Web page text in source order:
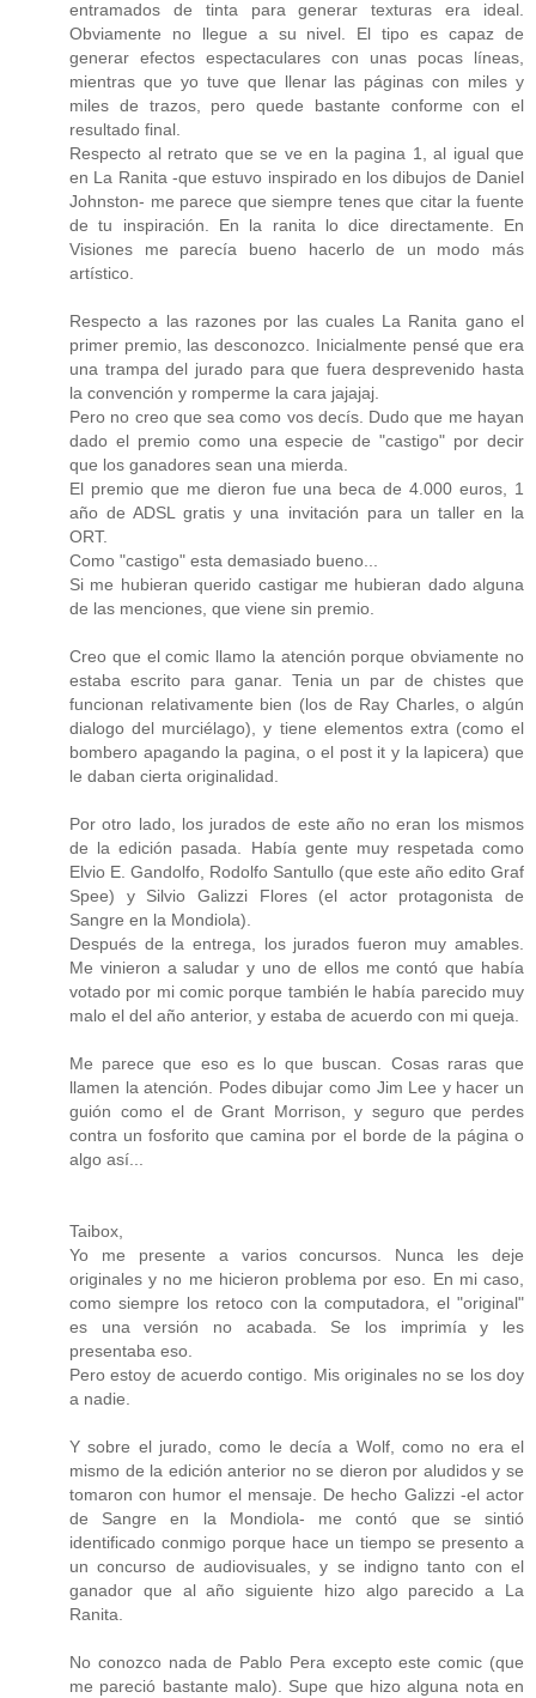
entramados de tinta para generar texturas era ideal.
Obviamente no llegue a su nivel. El tipo es capaz de
generar efectos espectaculares con unas pocas líneas,
mientras que yo tuve que llenar las páginas con miles y
miles de trazos, pero quede bastante conforme con el
resultado final.
Respecto al retrato que se ve en la pagina 1, al igual que
en La Ranita -que estuvo inspirado en los dibujos de Daniel
Johnston- me parece que siempre tenes que citar la fuente
de tu inspiración. En la ranita lo dice directamente. En
Visiones me parecía bueno hacerlo de un modo más
artístico.
Respecto a las razones por las cuales La Ranita gano el
primer premio, las desconozco. Inicialmente pensé que era
una trampa del jurado para que fuera desprevenido hasta
la convención y romperme la cara jajajaj.
Pero no creo que sea como vos decís. Dudo que me hayan
dado el premio como una especie de "castigo" por decir
que los ganadores sean una mierda.
El premio que me dieron fue una beca de 4.000 euros, 1
año de ADSL gratis y una invitación para un taller en la
ORT.
Como "castigo" esta demasiado bueno...
Si me hubieran querido castigar me hubieran dado alguna
de las menciones, que viene sin premio.
Creo que el comic llamo la atención porque obviamente no
estaba escrito para ganar. Tenia un par de chistes que
funcionan relativamente bien (los de Ray Charles, o algún
dialogo del murciélago), y tiene elementos extra (como el
bombero apagando la pagina, o el post it y la lapicera) que
le daban cierta originalidad.
Por otro lado, los jurados de este año no eran los mismos
de la edición pasada. Había gente muy respetada como
Elvio E. Gandolfo, Rodolfo Santullo (que este año edito Graf
Spee) y Silvio Galizzi Flores (el actor protagonista de
Sangre en la Mondiola).
Después de la entrega, los jurados fueron muy amables.
Me vinieron a saludar y uno de ellos me contó que había
votado por mi comic porque también le había parecido muy
malo el del año anterior, y estaba de acuerdo con mi queja.
Me parece que eso es lo que buscan. Cosas raras que
llamen la atención. Podes dibujar como Jim Lee y hacer un
guión como el de Grant Morrison, y seguro que perdes
contra un fosforito que camina por el borde de la página o
algo así...
Taibox,
Yo me presente a varios concursos. Nunca les deje
originales y no me hicieron problema por eso. En mi caso,
como siempre los retoco con la computadora, el "original"
es una versión no acabada. Se los imprimía y les
presentaba eso.
Pero estoy de acuerdo contigo. Mis originales no se los doy
a nadie.
Y sobre el jurado, como le decía a Wolf, como no era el
mismo de la edición anterior no se dieron por aludidos y se
tomaron con humor el mensaje. De hecho Galizzi -el actor
de Sangre en la Mondiola- me contó que se sintió
identificado conmigo porque hace un tiempo se presento a
un concurso de audiovisuales, y se indigno tanto con el
ganador que al año siguiente hizo algo parecido a La
Ranita.
No conozco nada de Pablo Pera excepto este comic (que
me pareció bastante malo). Supe que hizo alguna nota en